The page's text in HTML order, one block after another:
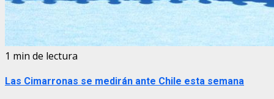
1 min de lectura
Las Cimarronas se medirán ante Chile esta semana